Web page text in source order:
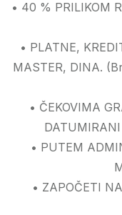
• 40 % PRILIKOM
• PLATNE,
MASTER, DINA.
• ČEKOVIMA
DATUMIRANI
• PUTEM
• ZAPOČETI